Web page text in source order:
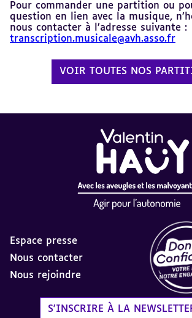
Pour commander une partition ou
question en lien avec la musique,
nous contacter à l’adresse suivante :
transcription.musicale@avh.asso.fr
VOIR TOUTES NOS
Espace presse
Nous contacter
Nous rejoindre
S'INSCRIRE À LA